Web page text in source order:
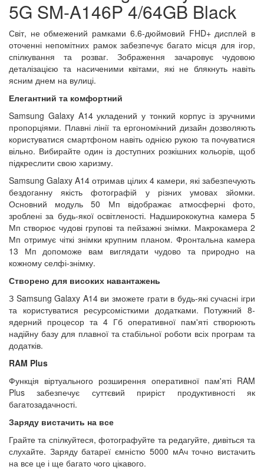
5G SM-A146P 4/64GB Black
Світ, не обмежений рамками 6.6-дюймовий FHD+ дисплей в
оточенні непомітних рамок забезпечує багато місця для ігор,
спілкування та розваг. Зображення зачаровує чудовою
деталізацією та насиченими квітами, які не блякнуть навіть
ясним днем на вулиці.
Елегантний та комфортний
Samsung Galaxy A14 укладений у тонкий корпус із зручними
пропорціями. Плавні лінії та ергономічний дизайн дозволяють
користуватися смартфоном навіть однією рукою та почуватися
вільно. Вибирайте один із доступних розкішних кольорів, щоб
підкреслити свою харизму.
Samsung Galaxy A14 отримав цілих 4 камери, які забезпечують
бездоганну якість фотографій у різних умовах зйомки.
Основний модуль 50 Мп відображає атмосферні фото,
зроблені за будь-якої освітленості. Надширококутна камера 5
Мп створює чудові групові та пейзажні знімки. Макрокамера 2
Мп отримує чіткі знімки крупним планом. Фронтальна камера
13 Мп допоможе вам виглядати чудово та природно на
кожному селфі-знімку.
Створено для високих навантажень
З Samsung Galaxy A14 ви зможете грати в будь-які сучасні ігри
та користуватися ресурсомісткими додатками. Потужний 8-
ядерний процесор та 4 Гб оперативної пам'яті створюють
надійну базу для плавної та стабільної роботи всіх програм та
додатків.
RAM Plus
Функція віртуального розширення оперативної пам'яті RAM
Plus забезпечує суттєвий приріст продуктивності як
багатозадачності.
Заряду вистачить на все
Грайте та спілкуйтеся, фотографуйте та редагуйте, дивіться та
слухайте. Заряду батареї ємністю 5000 мАч точно вистачить
на все це і ще багато чого цікавого.